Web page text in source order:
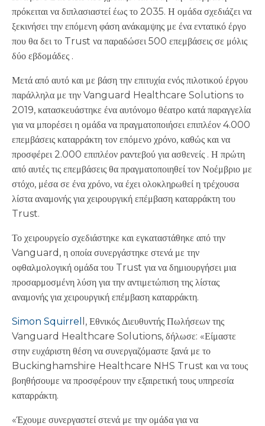
πρόκειται να διπλασιαστεί έως το 2035. Η ομάδα σχεδιάζει να
ξεκινήσει την επόμενη φάση ανάκαμψης με ένα εντατικό έργο
που θα δει το Trust να παραδώσει 500 επεμβάσεις σε μόλις
δύο εβδομάδες .
Μετά από αυτό και με βάση την επιτυχία ενός πιλοτικού έργου
παράλληλα με την Vanguard Healthcare Solutions το
2019, κατασκευάστηκε ένα αυτόνομο θέατρο κατά παραγγελία
για να μπορέσει η ομάδα να πραγματοποιήσει επιπλέον 4.000
επεμβάσεις καταρράκτη τον επόμενο χρόνο, καθώς και να
προσφέρει 2.000 επιπλέον ραντεβού για ασθενείς . Η πρώτη
από αυτές τις επεμβάσεις θα πραγματοποιηθεί τον Νοέμβριο με
στόχο, μέσα σε ένα χρόνο, να έχει ολοκληρωθεί η τρέχουσα
λίστα αναμονής για χειρουργική επέμβαση καταρράκτη του
Trust.
Το χειρουργείο σχεδιάστηκε και εγκαταστάθηκε από την
Vanguard, η οποία συνεργάστηκε στενά με την
οφθαλμολογική ομάδα του Trust για να δημιουργήσει μια
προσαρμοσμένη λύση για την αντιμετώπιση της λίστας
αναμονής για χειρουργική επέμβαση καταρράκτη.
Simon Squirrel
l, Εθνικός Διευθυντής Πωλήσεων της
Vanguard Healthcare Solutions, δήλωσε: «Είμαστε
στην ευχάριστη θέση να συνεργαζόμαστε ξανά με το
Buckinghamshire Healthcare NHS Trust και να τους
βοηθήσουμε να προσφέρουν την εξαιρετική τους υπηρεσία
καταρράκτη.
«Έχουμε συνεργαστεί στενά με την ομάδα για να